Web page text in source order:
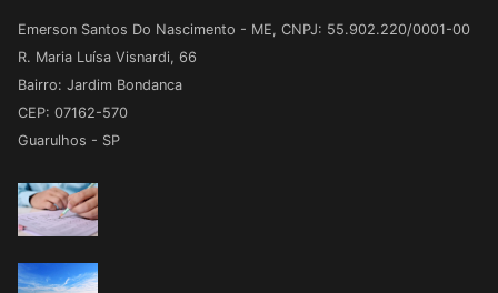
Emerson Santos Do Nascimento - ME, CNPJ: 55.902.220/0001-00
R. Maria Luísa Visnardi, 66
Bairro: Jardim Bondanca
CEP: 07162-570
Guarulhos - SP